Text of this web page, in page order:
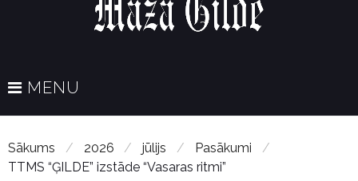
MENU
Sākums / 2026 / jūlijs / Pasākumi
/
TTMS “ĢILDE” izstāde “Vasaras ritmi”